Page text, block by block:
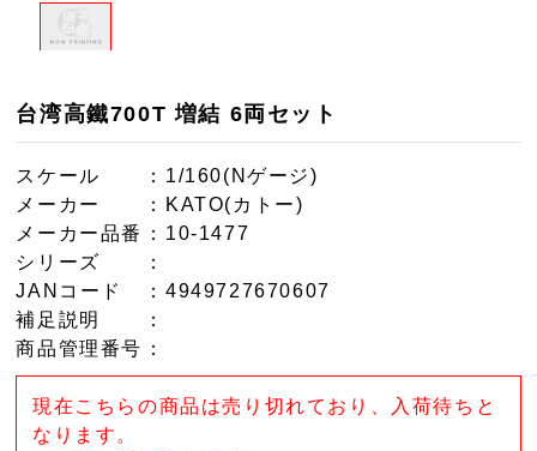
台湾高鐵700T 増結 6両セット
スケール
：1/160(Nゲージ)
メーカー
：KATO(カトー)
メーカー品番
：10-1477
シリーズ
：
JANコード
：4949727670607
補足説明
：
商品管理番号 ：
現在こちらの商品は売り切れており、入荷待ちと
なります。